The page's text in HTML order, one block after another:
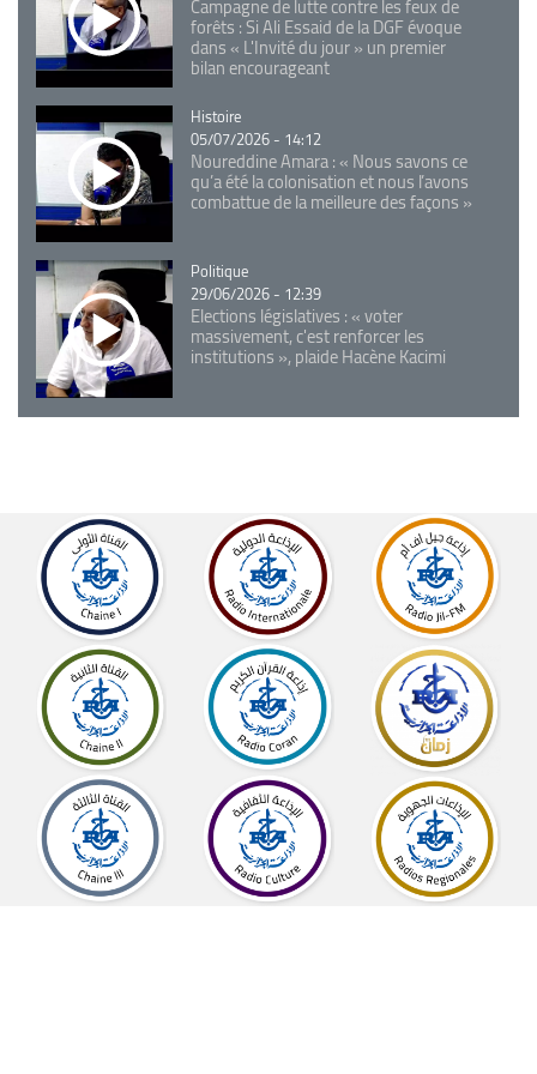
forêts : Si Ali Essaid de la DGF évoque
dans « L'Invité du jour » un premier
bilan encourageant
Catégorie
Histoire
05/07/2026 - 14:12
Noureddine Amara : « Nous savons ce
qu’a été la colonisation et nous l’avons
combattue de la meilleure des façons »
Catégorie
Politique
29/06/2026 - 12:39
Elections législatives : « voter
massivement, c'est renforcer les
institutions », plaide Hacène Kacimi